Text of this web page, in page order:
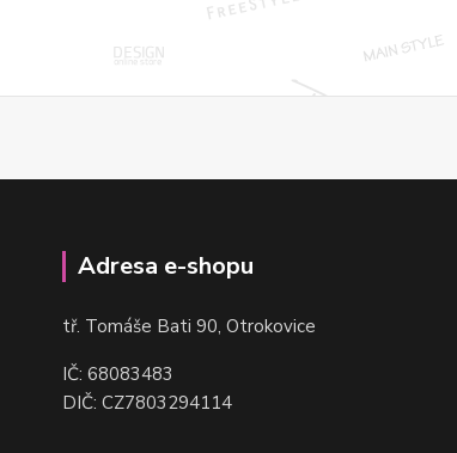
Adresa e-shopu
tř. Tomáše Bati 90, Otrokovice
IČ: 68083483
DIČ: CZ7803294114